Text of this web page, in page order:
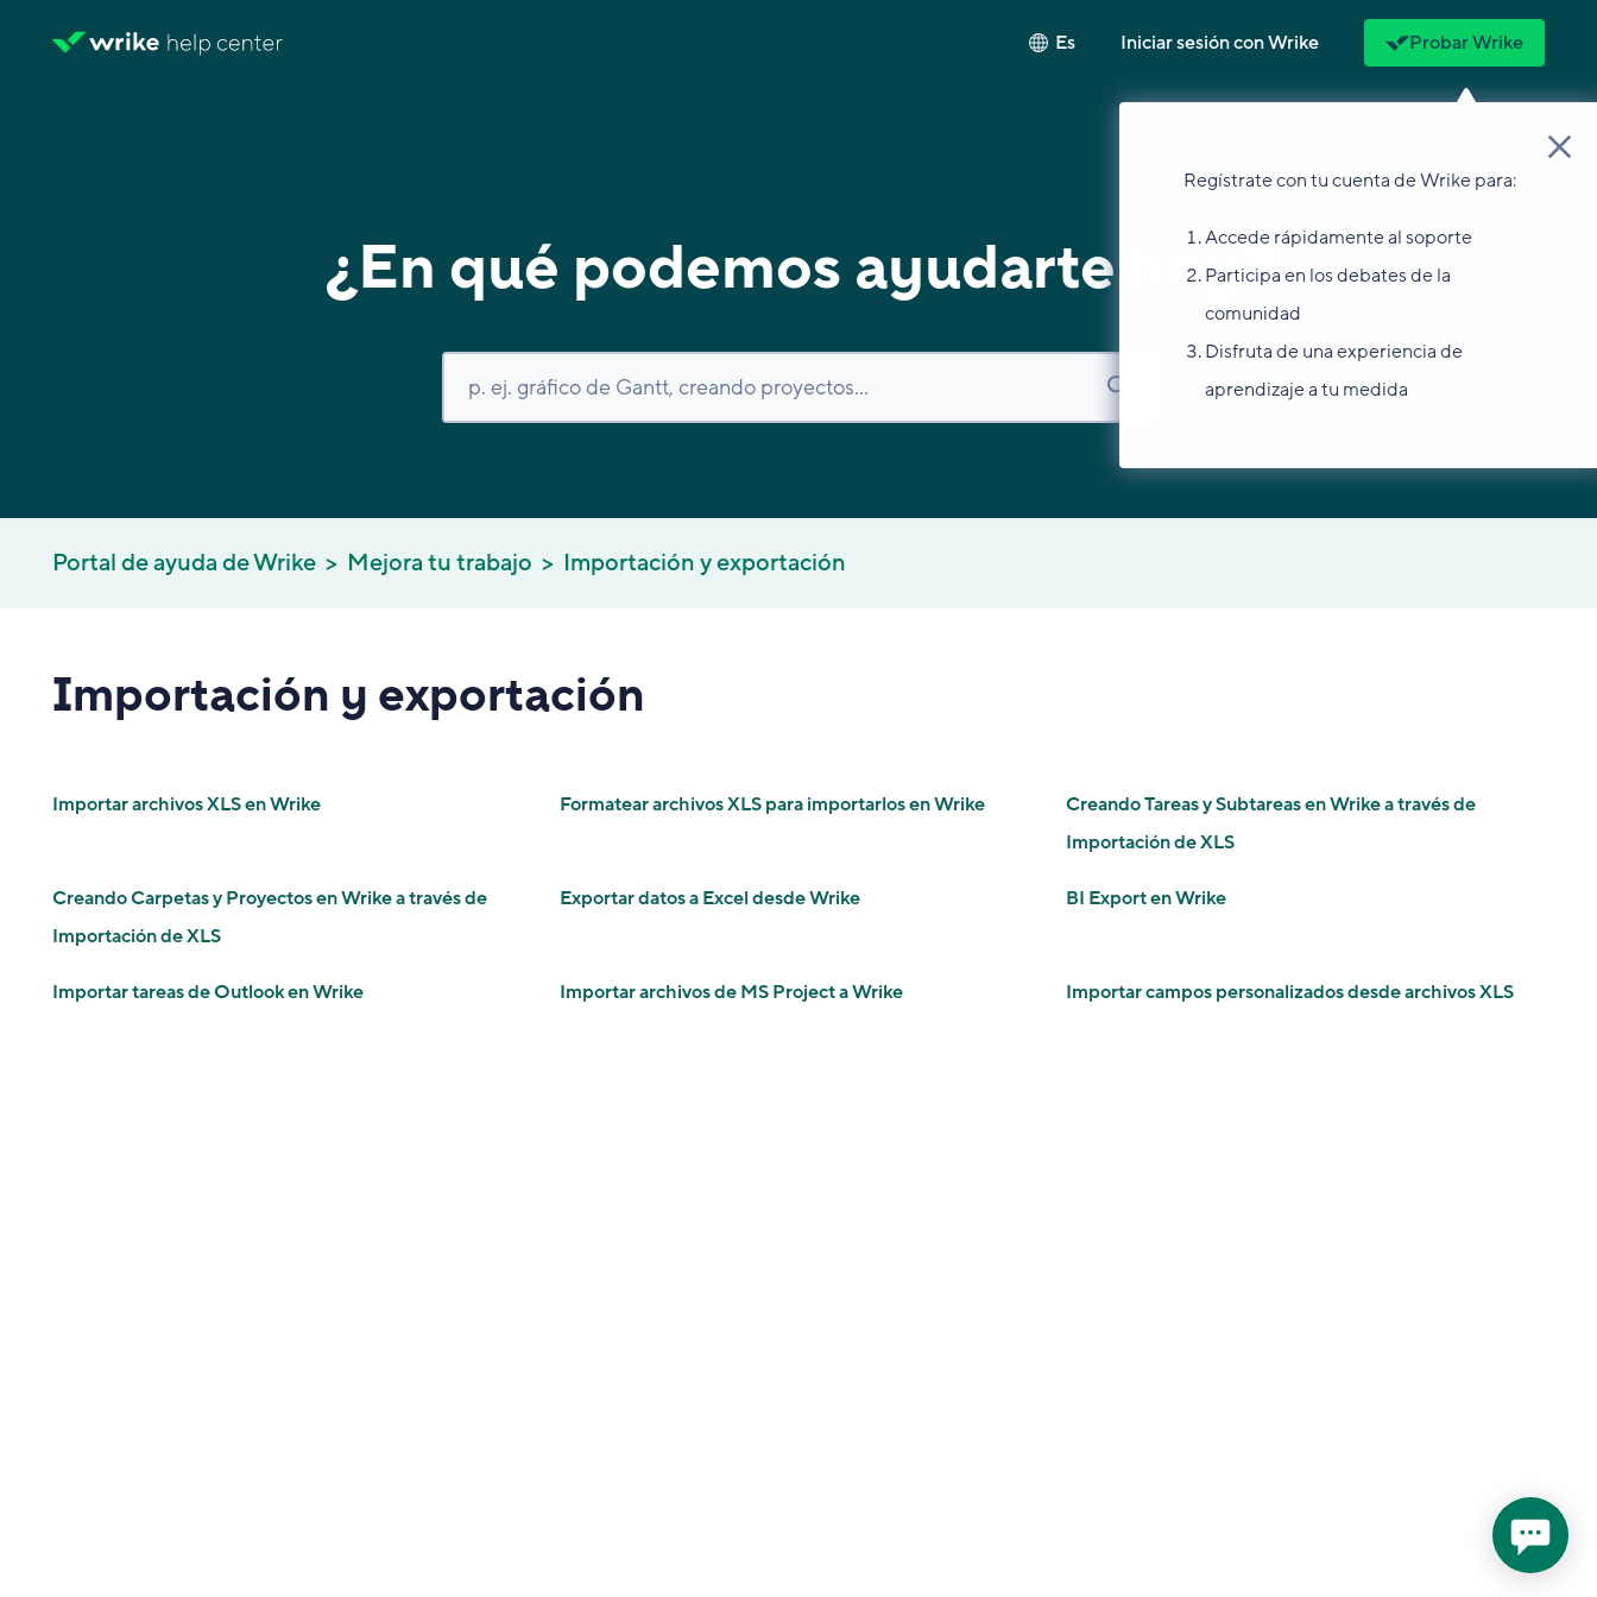
Es Iniciar sesión con Wrike Probar Wrike
Regístrate con tu cuenta de Wrike para:
Accede rápidamente al soporte
Participa en los debates de la
comunidad
Disfruta de una experiencia de
aprendizaje a tu medida
¿En qué podemos ayudarte hoy?
Portal de ayuda de Wrike Mejora tu trabajo Importación y exportación
Importación y exportación
Importar archivos XLS en Wrike Formatear archivos XLS para importarlos en Wrike
Creando Tareas y Subtareas en Wrike a través de
Importación de XLS
Creando Carpetas y Proyectos en Wrike a través de
Importación de XLS
Exportar datos a Excel desde Wrike BI Export en Wrike
Importar tareas de Outlook en Wrike Importar archivos de MS Project a Wrike Importar campos personalizados desde archivos XLS